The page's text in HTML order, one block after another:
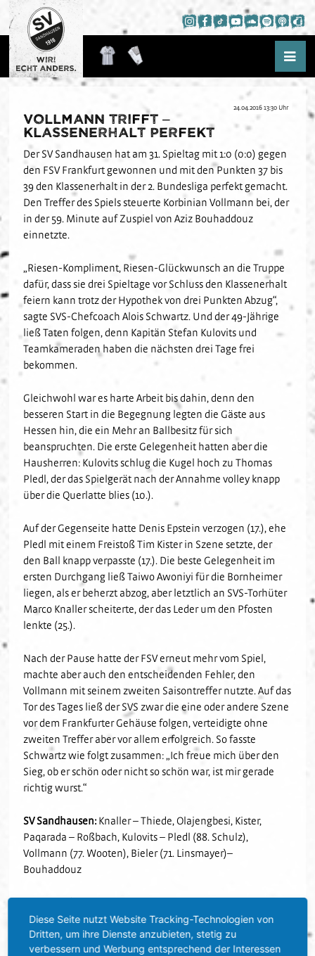
Aktuelles
News
Hardtwald-Hörfunk
Hardtwald-TV
Podcast
Termine
Saison
Spielplan
Tabelle
WIR!
Hardtwald-Challenge
Trauer am Hardtwald
Fanausschuss
Fanclubs
Gästefans
Verein
Jetzt Mitglied werden
Nachhaltigkeit
Vorfall melden
Vorstand
Historie
Kids-Club
Hardtwald-Helden
Stadion am Hardtwald
Partner
Partner-Familie
Hospitality
Sponsoring
Partner-Events
Jobs
Nachwuchs
Teams
U19
U17
U16
U14
U12
Förderteam
Schulkooperationen
Förderverein
Sandhäuser Kids
24.04.2016 13:30 Uhr
Vollmann trifft –
Klassenerhalt perfekt
Der SV Sandhausen hat am 31. Spieltag mit 1:0 (0:0) gegen
den FSV Frankfurt gewonnen und mit den Punkten 37 bis
39 den Klassenerhalt in der 2. Bundesliga perfekt gemacht.
Den Treffer des Spiels steuerte Korbinian Vollmann bei, der
in der 59. Minute auf Zuspiel von Aziz Bouhaddouz
einnetzte.
„Riesen-Kompliment, Riesen-Glückwunsch an die Truppe
dafür, dass sie drei Spieltage vor Schluss den Klassenerhalt
feiern kann trotz der Hypothek von drei Punkten Abzug“,
sagte SVS-Chefcoach Alois Schwartz. Und der 49-Jährige
ließ Taten folgen, denn Kapitän Stefan Kulovits und
Teamkameraden haben die nächsten drei Tage frei
bekommen.
Gleichwohl war es harte Arbeit bis dahin, denn den
besseren Start in die Begegnung legten die Gäste aus
Hessen hin, die ein Mehr an Ballbesitz für sich
beanspruchten. Die erste Gelegenheit hatten aber die
Hausherren: Kulovits schlug die Kugel hoch zu Thomas
Pledl, der das Spielgerät nach der Annahme volley knapp
über die Querlatte blies (10.).
Auf der Gegenseite hatte Denis Epstein verzogen (17.), ehe
Pledl mit einem Freistoß Tim Kister in Szene setzte, der
den Ball knapp verpasste (17.). Die beste Gelegenheit im
ersten Durchgang ließ Taiwo Awoniyi für die Bornheimer
liegen, als er beherzt abzog, aber letztlich an SVS-Torhüter
Marco Knaller scheiterte, der das Leder um den Pfosten
lenkte (25.).
Nach der Pause hatte der FSV erneut mehr vom Spiel,
machte aber auch den entscheidenden Fehler, den
Vollmann mit seinem zweiten Saisontreffer nutzte. Auf das
Tor des Tages ließ der SVS zwar die eine oder andere Szene
vor dem Frankfurter Gehäuse folgen, verteidigte ohne
zweiten Treffer aber vor allem erfolgreich. So fasste
Schwartz wie folgt zusammen: „Ich freue mich über den
Sieg, ob er schön oder nicht so schön war, ist mir gerade
richtig wurst.“
SV Sandhausen: Knaller – Thiede, Olajengbesi, Kister,
Paqarada – Roßbach, Kulovits – Pledl (88. Schulz),
Vollmann (77. Wooten), Bieler (71. Linsmayer)–
Bouhaddouz
FSV Frankfurt:Weis – Huber, Barry, Ballas, Haji Safi –
Kruska (74. Halimi), Konrad – Yann (61. Engels), Schahin,
Epstein – Awoniyi (80. Kapllani)
Diese Seite nutzt Website Tracking-Technologien von
Dritten, um ihre Dienste anzubieten, stetig zu
verbessern und Werbung entsprechend der Interessen